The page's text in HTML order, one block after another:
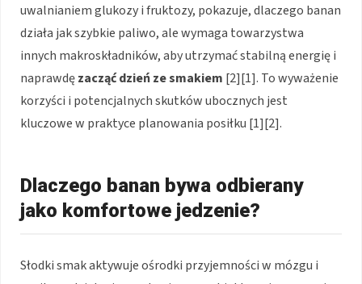
uwalnianiem glukozy i fruktozy, pokazuje, dlaczego banan
działa jak szybkie paliwo, ale wymaga towarzystwa
innych makroskładników, aby utrzymać stabilną energię i
naprawdęzacząć dzień ze smakiem [2][1]. To wyważenie
korzyści i potencjalnych skutków ubocznych jest
kluczowe w praktyce planowania posiłku [1][2].
Dlaczego banan bywa odbierany
jako komfortowe jedzenie?
Słodki smak aktywuje ośrodki przyjemności w mózgu i